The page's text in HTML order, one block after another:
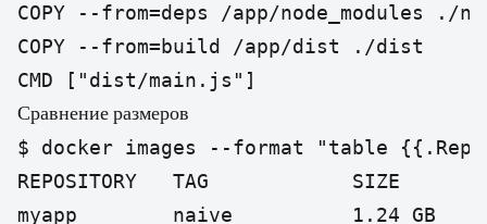
COPY --from=deps /app/node_modules ./
COPY --from=build /app/dist ./dist
CMD ["dist/main.js"]
Сравнение размеров
$ docker images --format "table
REPOSITORY   TAG            SIZE
myapp        naive          1.24 GB